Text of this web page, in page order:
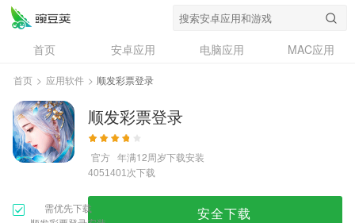
首页 安卓应用 电脑应用
MAC应用
资讯
专题
问答
首页 > 应用软件 > 顺发彩票登录
顺发彩票登录
官方 年满12周岁下载安装
4051401次下载
需优先下载
安全下载